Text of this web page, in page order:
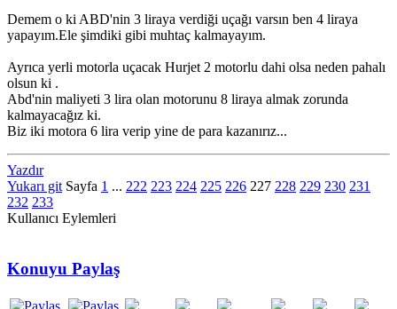
Demem o ki ABD'nin 3 liraya verdiği uçağı varsın ben 4 liraya
yapayım.Ele şimdiki gibi muhtaç kalmayayım.
Ayrıca yerli motorla uçacak Hurjet 2 motorlu dahi olsa neden pahalı
olsun ki .
Abd'nin maliyeti 3 lira olan motorunu 8 liraya almak zorunda
kalmayacağız ki.
Biz iki motora 6 lira verip yine de para kazanırız...
Yazdır
Yukarı git Sayfa 1 ... 222 223 224 225 226 227 228 229 230 231
232 233
Kullanıcı Eylemleri
Konuyu Paylaş